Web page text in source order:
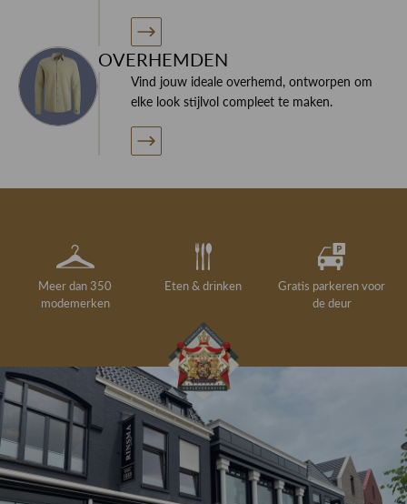
OVERHEMDEN
Vind jouw ideale overhemd, ontworpen om
elke look stijlvol compleet te maken.
Meer dan 350
modemerken
Eten & drinken
Gratis parkeren voor
de deur
drankje
Gratis retourneren in
de winkel
Deskundig
kledingadvies
winkeloppervlak